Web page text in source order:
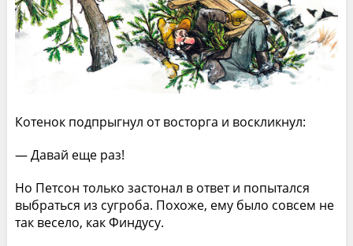
Котенок подпрыгнул от восторга и воскликнул:
— Давай еще раз!
Но Петсон только застонал в ответ и попытался
выбраться из сугроба. Похоже, ему было совсем не
так весело, как Финдусу.